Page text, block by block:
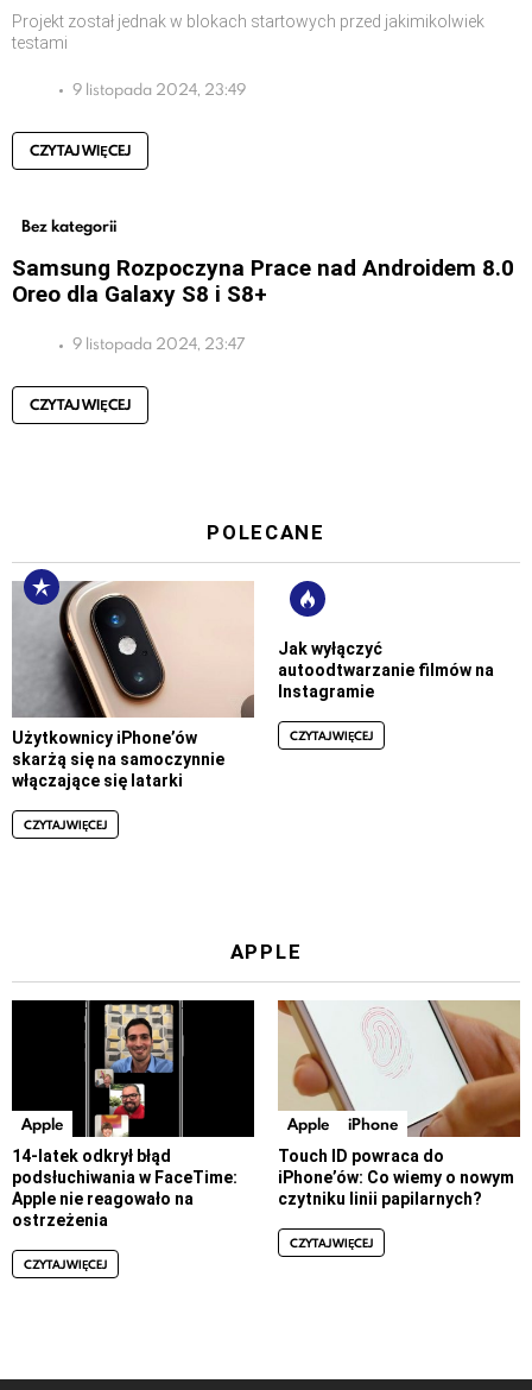
Projekt został jednak w blokach startowych przed jakimikolwiek
testami
9 listopada 2024, 23:49
CZYTAJ WIĘCEJ
Bez kategorii
Samsung Rozpoczyna Prace nad Androidem 8.0
Oreo dla Galaxy S8 i S8+
9 listopada 2024, 23:47
CZYTAJ WIĘCEJ
POLECANE
Użytkownicy iPhone’ów
skarżą się na samoczynnie
włączające się latarki
CZYTAJ WIĘCEJ
Jak wyłączyć
autoodtwarzanie filmów na
Instagramie
CZYTAJ WIĘCEJ
APPLE
Apple
14-latek odkrył błąd
podsłuchiwania w FaceTime:
Apple nie reagowało na
ostrzeżenia
CZYTAJ WIĘCEJ
Apple iPhone
Touch ID powraca do
iPhone’ów: Co wiemy o nowym
czytniku linii papilarnych?
CZYTAJ WIĘCEJ